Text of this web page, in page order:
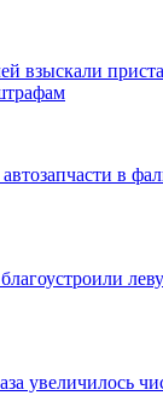
взыскали
в
увеличилось